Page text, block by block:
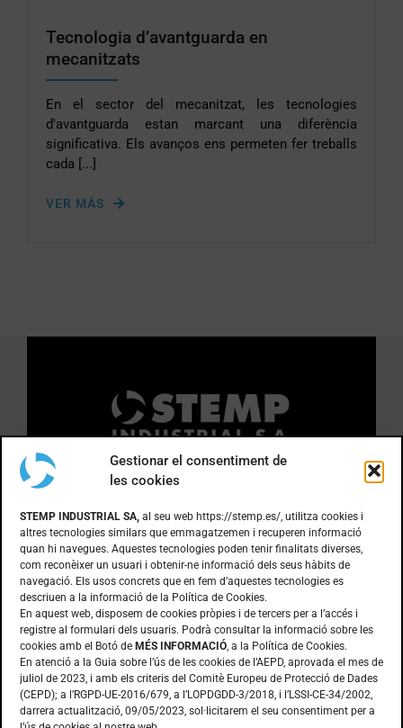
Gestionar el consentiment de
les cookies
STEMP INDUSTRIAL SA, al seu web https://stemp.es/, utilitza cookies i
altres tecnologies similars que emmagatzemen i recuperen informació
quan hi navegues. Aquestes tecnologies poden tenir finalitats diverses,
com reconèixer un usuari i obtenir-ne informació dels seus hàbits de
navegació. Els usos concrets que en fem d’aquestes tecnologies es
descriuen a la informació de la Política de Cookies.
En aquest web, disposem de cookies pròpies i de tercers per a l’accés i
registre al formulari dels usuaris. Podrà consultar la informació sobre les
cookies amb el Botó de MÉS INFORMACIÓ, a la Política de Cookies.
En atenció a la Guia sobre l’ús de les cookies de l’AEPD, aprovada el mes de
juliol de 2023, i amb els criteris del Comitè Europeu de Protecció de Dades
(CEPD); a l’RGPD-UE-2016/679, a l’LOPDGDD-3/2018, i l’LSSI-CE-34/2002,
darrera actualització, 09/05/2023, sol·licitarem el seu consentiment per a
Tecnologia d’avantguarda en
mecanitzats
En el sector del mecanitzat, les tecnologies
d'avantguarda estan marcant una diferència
significativa. Els avanços ens permeten fer treballs
cada [...]
VER MÁS
Anoia, 1 nave 8 · Pol. Ind. Can Bernades
Subirà
08130 – Santa Perpètua de Mogoda
(Barcelona)
CONTACTE